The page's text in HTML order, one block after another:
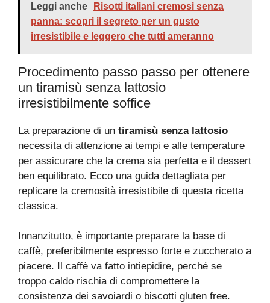
Leggi anche
Risotti italiani cremosi senza
panna: scopri il segreto per un gusto
irresistibile e leggero che tutti ameranno
Procedimento passo passo per ottenere
un tiramisù senza lattosio
irresistibilmente soffice
La preparazione di un tiramisù senza lattosio
necessita di attenzione ai tempi e alle temperature
per assicurare che la crema sia perfetta e il dessert
ben equilibrato. Ecco una guida dettagliata per
replicare la cremosità irresistibile di questa ricetta
classica.
Innanzitutto, è importante preparare la base di
caffè, preferibilmente espresso forte e zuccherato a
piacere. Il caffè va fatto intiepidire, perché se
troppo caldo rischia di compromettere la
consistenza dei savoiardi o biscotti gluten free.